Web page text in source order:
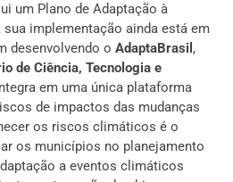
um Plano de Adaptação à
implementação ainda está em
desenvolvendo o AdaptaBrasil ,
de Ciência, Tecnologia e
em uma única plataforma
de impactos das mudanças
os riscos climáticos é o
os municípios no planejamento
a eventos climáticos